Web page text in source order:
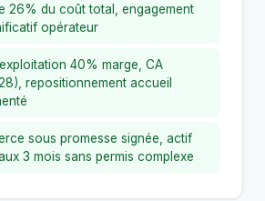
26% du coût total, engagement
opérateur
40% marge, CA
repositionnement accueil
sous promesse signée, actif
3 mois sans permis complexe